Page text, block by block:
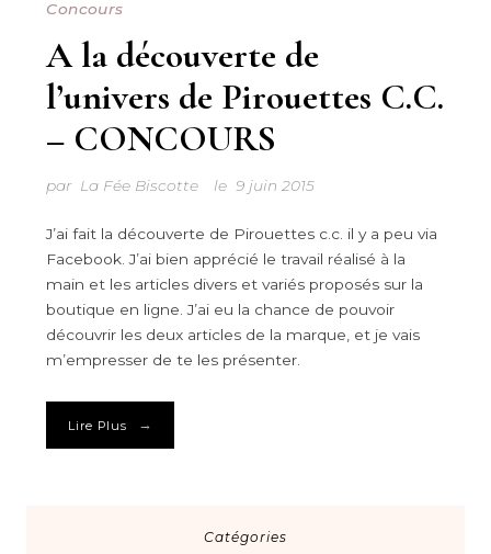
Concours
A la découverte de
l’univers de Pirouettes C.C.
– CONCOURS
par La Fée Biscotte le 9 juin 2015
J’ai fait la découverte de Pirouettes c.c. il y a peu via
Facebook. J’ai bien apprécié le travail réalisé à la
main et les articles divers et variés proposés sur la
boutique en ligne. J’ai eu la chance de pouvoir
découvrir les deux articles de la marque, et je vais
m’empresser de te les présenter.
Lire Plus →
Catégories